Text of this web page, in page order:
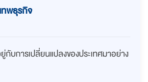
ทพธุรกิจ
กับการเปลี่ยนแปลงของประเทศมาอย่าง